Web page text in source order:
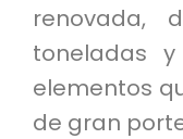
renovada,
toneladas
elementos
de gran